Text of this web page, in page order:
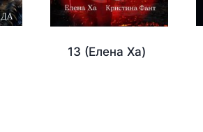
13 (Елена Ха)